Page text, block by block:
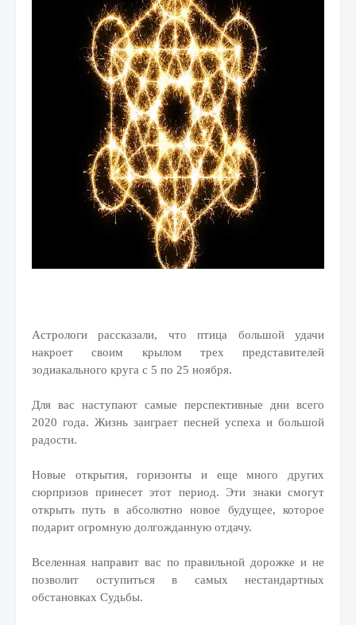
Астрологи рассказали, что птица большой удачи
накроет своим крылом трех представителей
зодиакального круга с 5 по 25 ноября.
Для вас наступают самые перспективные дни всего
2020 года. Жизнь заиграет песней успеха и большой
радости.
Новые открытия, горизонты и еще много других
сюрпризов принесет этот период. Эти знаки смогут
открыть путь в абсолютно новое будущее, которое
подарит огромную долгожданную отдачу.
Вселенная направит вас по правильной дорожке и не
позволит оступиться в самых нестандартных
обстановках Судьбы.